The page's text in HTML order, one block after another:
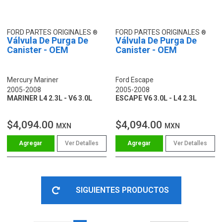
FORD PARTES ORIGINALES
Válvula De Purga De
Canister - OEM
Mercury Mariner
2005-2008
MARINER L4 2.3L - V6 3.0L
$4,094.00 MXN
Ver Detalles
FORD PARTES ORIGINALES
Válvula De Purga De
Canister - OEM
Ford Escape
2005-2008
ESCAPE V6 3.0L - L4 2.3L
$4,094.00 MXN
Ver Detalles
SIGUIENTES PRODUCTOS